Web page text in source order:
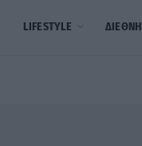
LIFESTYLE ΔΙΕΘΝΗ